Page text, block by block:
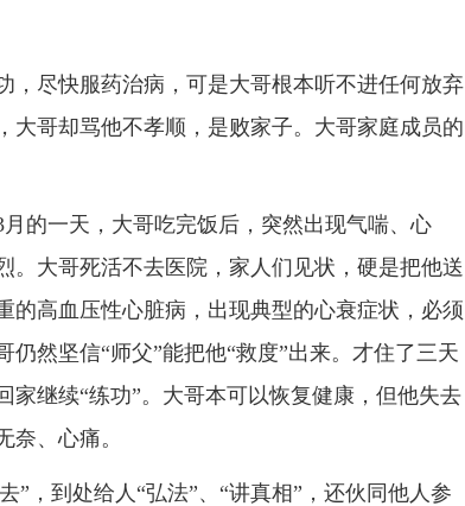
尽快服药治病，可是大哥根本听不进任何放弃
大哥却骂他不孝顺，是败家子。大哥家庭成员的
的一天，大哥吃完饭后，突然出现气喘、心
大哥死活不去医院，家人们见状，硬是把他送
的高血压性心脏病，出现典型的心衰症状，必须
然坚信“师父”能把他“救度”出来。才住了三天
继续“练功”。大哥本可以恢复健康，但他失去
、心痛。
，到处给人“弘法”、“讲真相”，还伙同他人参